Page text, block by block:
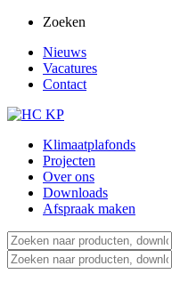
Zoeken
Nieuws
Vacatures
Contact
Klimaatplafonds
Projecten
Over ons
Downloads
Afspraak maken